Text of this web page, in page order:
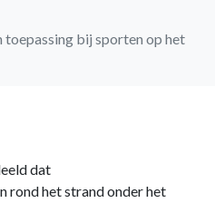
bij sporten op het
dat
rond het strand onder het